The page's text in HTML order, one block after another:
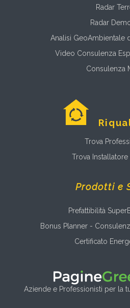
Radar
Radar
Analisi GeoAmbientale
Video Consulenza
Consulenza
Trova
Trova
Prodotti e
Prefattibilità
Bonus Planner -
Certificato
Aziende e Professionisti per la